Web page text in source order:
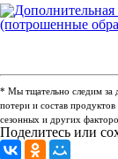
* Мы тщательно следим за
потери и состав продуктов
сезонных и других
Поделитесь или